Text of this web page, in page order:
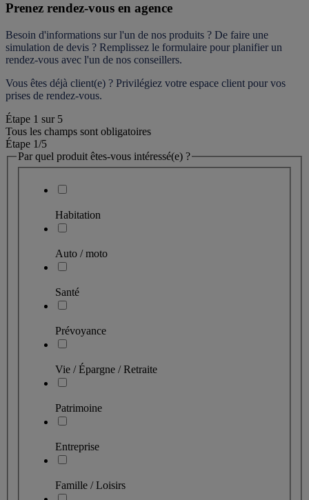
Prenez rendez-vous en agence
Besoin d'informations sur l'un de nos produits ? De faire une
simulation de devis ? Remplissez le formulaire pour planifier un
rendez-vous avec l'un de nos conseillers.
Vous êtes déjà client(e) ? Privilégiez votre espace client pour vos
prises de rendez-vous.
Étape 1 sur 5
Tous les champs sont obligatoires
Étape 1/5
Par quel produit êtes-vous intéressé(e) ?
Habitation
Auto / moto
Santé
Prévoyance
Vie / Épargne / Retraite
Patrimoine
Entreprise
Famille / Loisirs